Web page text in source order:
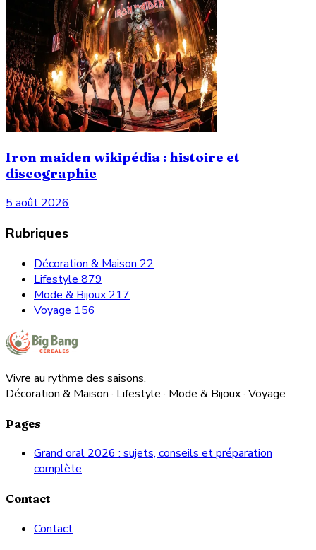
Iron maiden wikipédia : histoire et
discographie
5 août 2026
Rubriques
Décoration & Maison 22
Lifestyle 879
Mode & Bijoux 217
Voyage 156
Vivre au rythme des saisons.
Décoration & Maison · Lifestyle · Mode & Bijoux · Voyage
Pages
Grand oral 2026 : sujets, conseils et préparation
complète
Contact
Contact